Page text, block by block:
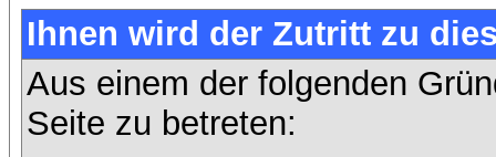
Ihnen wird der Zutritt zu
Aus einem der folgenden
Seite zu betreten: